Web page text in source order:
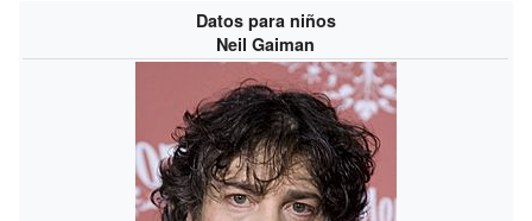
Datos para niños
Neil Gaiman